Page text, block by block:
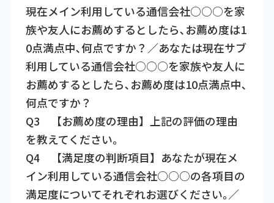
現在メイン利用している通信会社○○○を家
族や友人にお薦めするとしたら､お薦め度は1
0点満点中､何点ですか？／あなたは現在サブ
利用している通信会社○○○を家族や友人に
お薦めするとしたら､お薦め度は10点満点中､
何点ですか？
Q3 【お薦め度の理由】上記の評価の理由
を教えてください。
Q4 【満足度の判断項目】あなたが現在メ
イン利用している通信会社○○○の各項目の
満足度についてそれぞれお選びください｡／